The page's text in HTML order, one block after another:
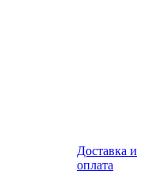
Доставка и
оплата